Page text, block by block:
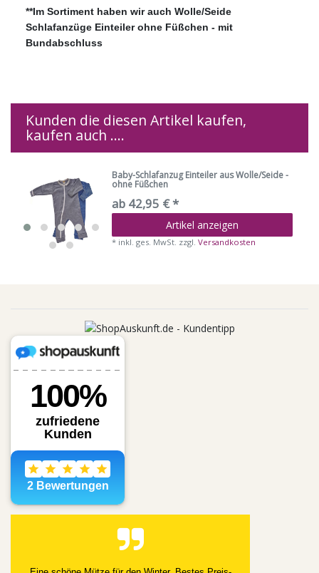
**Im Sortiment haben wir auch Wolle/Seide
Schlafanzüge Einteiler ohne Füßchen - mit
Bundabschluss
Kunden die diesen Artikel kaufen,
kaufen auch ....
Baby-Schlafanzug Einteiler aus Wolle/Seide -
ohne Füßchen
ab 42,95 € *
Artikel anzeigen
* inkl. ges. MwSt. zzgl.Versandkosten